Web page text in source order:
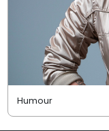
Humour